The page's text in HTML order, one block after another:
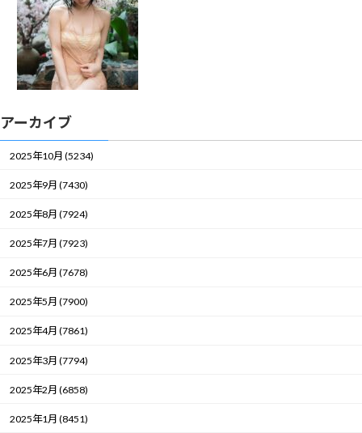
アーカイブ
2025年10月 (5234)
2025年9月 (7430)
2025年8月 (7924)
2025年7月 (7923)
2025年6月 (7678)
2025年5月 (7900)
2025年4月 (7861)
2025年3月 (7794)
2025年2月 (6858)
2025年1月 (8451)